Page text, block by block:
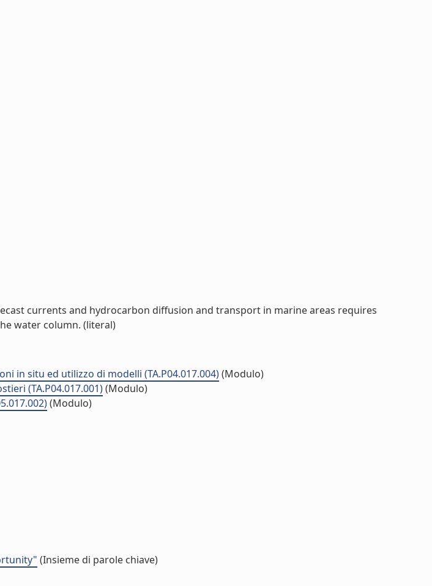
currents and hydrocarbon diffusion and transport in marine areas requires
water column. (literal)
in situ ed utilizzo di modelli (TA.P04.017.004)(Modulo)
(TA.P04.017.001)(Modulo)
(Modulo)
(Insieme di parole chiave)